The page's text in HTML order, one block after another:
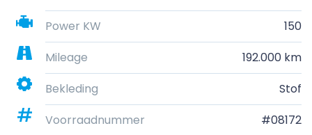
Power KW
150
Mileage
192.000 km
Bekleding
Stof
Voorraadnummer
#08172